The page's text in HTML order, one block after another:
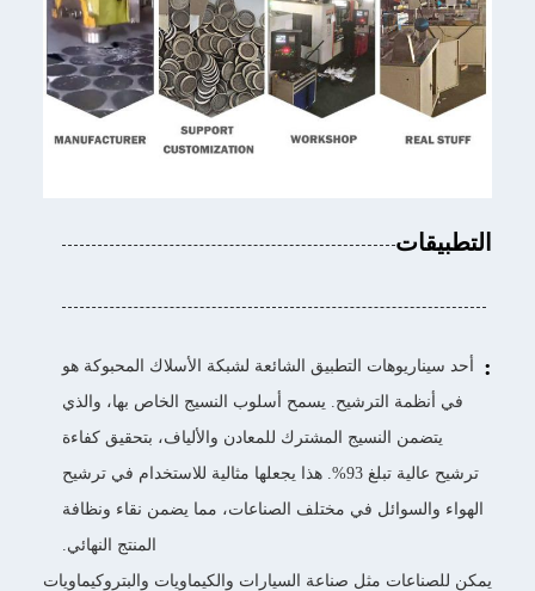
التطبيقات
:
أحد سيناريوهات التطبيق الشائعة لشبكة الأسلاك المحبوكة هو
في أنظمة الترشيح. يسمح أسلوب النسيج الخاص بها، والذي
يتضمن النسيج المشترك للمعادن والألياف، بتحقيق كفاءة
ترشيح عالية تبلغ 93%. هذا يجعلها مثالية للاستخدام في ترشيح
الهواء والسوائل في مختلف الصناعات، مما يضمن نقاء ونظافة
المنتج النهائي.
يمكن للصناعات مثل صناعة السيارات والكيماويات والبتروكيماويات